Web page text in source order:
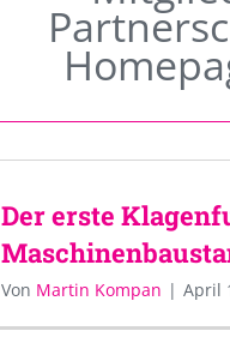
Der erste
Von Martin Kompan | April